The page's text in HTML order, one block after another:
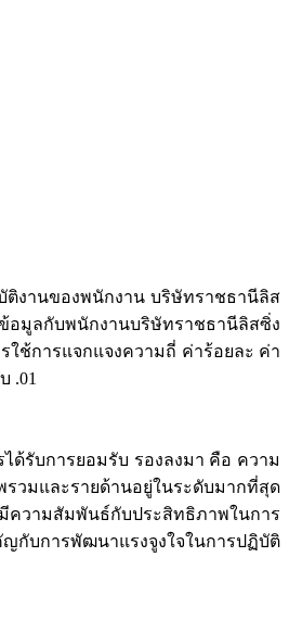
ติงานของพนักงาน บริษัทราชธานีลิส
อมูลกับพนักงานบริษัทราชธานีลิสซิ่ง
ใช้การแจกแจงความถี่ ค่าร้อยละ ค่า
.01
ด้รับการยอมรับ รองลงมา คือ ความ
มและรายด้านอยู่ในระดับมากที่สุด
ความสัมพันธ์กับประสิทธิภาพในการ
กับการพัฒนาแรงจูงใจในการปฏิบัติ